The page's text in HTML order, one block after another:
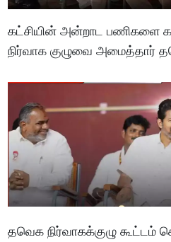
கட்சியின் அன்றாட பணிகளை
நிர்வாக குழுவை அமைத்தார்
தவெக நிர்வாகக்குழு கூட்டம்